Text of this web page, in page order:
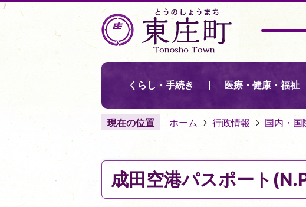
くらし・手続き 医療・健康・福祉
現在の位置 ホーム 行政情報 国内・国
成田空港パスポート